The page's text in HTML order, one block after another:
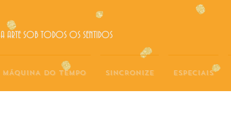
A ARTE SOB TODOS OS SENTIDOS
MÁQUINA DO TEMPO SINCRONIZE ESPECIAIS